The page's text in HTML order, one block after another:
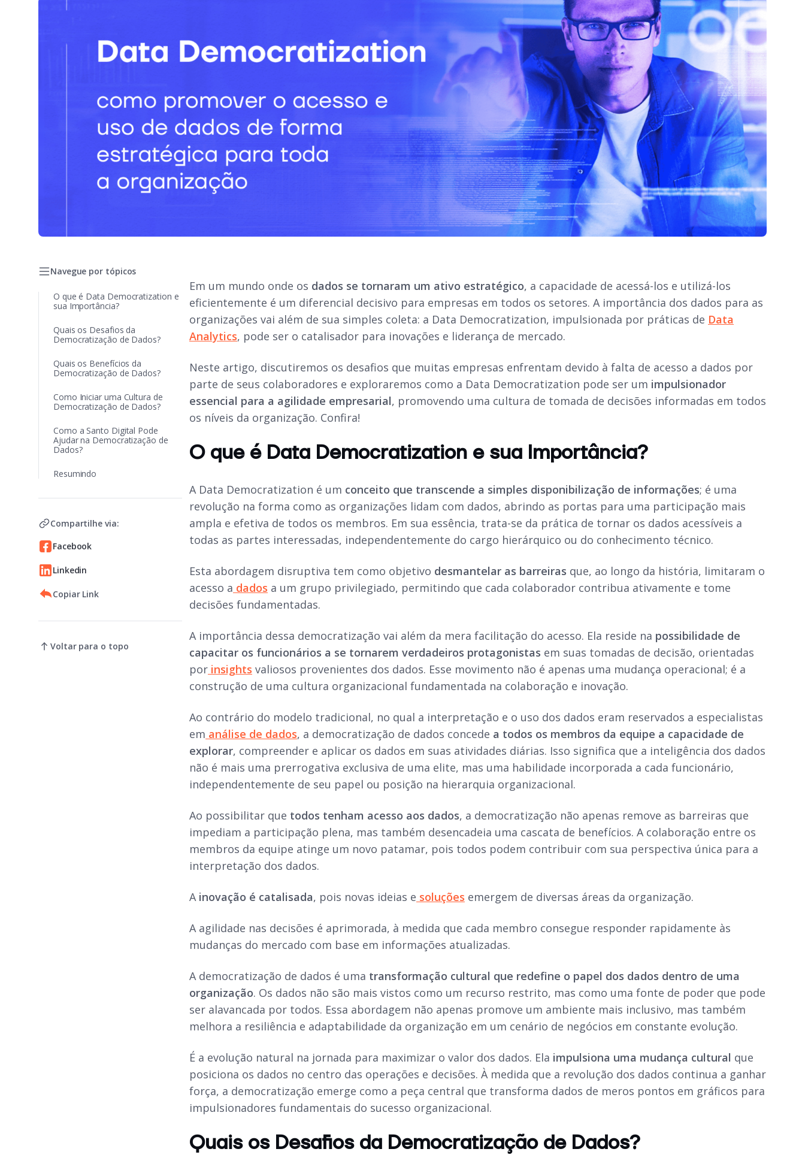
Navegue por tópicos
O que é Data Democratization e
sua Importância?
Quais os Desafios da
Democratização de Dados?
Quais os Benefícios da
Democratização de Dados?
Como Iniciar uma Cultura de
Democratização de Dados?
Como a Santo Digital Pode
Ajudar na Democratização de
Dados?
Resumindo
Compartilhe via:
Facebook
Linkedin
Copiar Link
Voltar para o topo
Em um mundo onde os dados se tornaram um ativo estratégico, a capacidade de acessá-los e utilizá-los
eficientemente é um diferencial decisivo para empresas em todos os setores. A importância dos dados para as
organizações vai além de sua simples coleta: a Data Democratization, impulsionada por práticas de Data
Analytics, pode ser o catalisador para inovações e liderança de mercado.
Neste artigo, discutiremos os desafios que muitas empresas enfrentam devido à falta de acesso a dados por
parte de seus colaboradores e exploraremos como a Data Democratization pode ser um impulsionador
essencial para a agilidade empresarial, promovendo uma cultura de tomada de decisões informadas em todos
os níveis da organização. Confira!
O que é Data Democratization e sua Importância?
A Data Democratization é um conceito que transcende a simples disponibilização de informações; é uma
revolução na forma como as organizações lidam com dados, abrindo as portas para uma participação mais
ampla e efetiva de todos os membros. Em sua essência, trata-se da prática de tornar os dados acessíveis a
todas as partes interessadas, independentemente do cargo hierárquico ou do conhecimento técnico.
Esta abordagem disruptiva tem como objetivo desmantelar as barreiras que, ao longo da história, limitaram o
acesso a dados a um grupo privilegiado, permitindo que cada colaborador contribua ativamente e tome
decisões fundamentadas.
A importância dessa democratização vai além da mera facilitação do acesso. Ela reside na possibilidade de
capacitar os funcionários a se tornarem verdadeiros protagonistas em suas tomadas de decisão, orientadas
por insights valiosos provenientes dos dados. Esse movimento não é apenas uma mudança operacional; é a
construção de uma cultura organizacional fundamentada na colaboração e inovação.
Ao contrário do modelo tradicional, no qual a interpretação e o uso dos dados eram reservados a especialistas
em análise de dados, a democratização de dados concede a todos os membros da equipe a capacidade de
explorar, compreender e aplicar os dados em suas atividades diárias. Isso significa que a inteligência dos dados
não é mais uma prerrogativa exclusiva de uma elite, mas uma habilidade incorporada a cada funcionário,
independentemente de seu papel ou posição na hierarquia organizacional.
Ao possibilitar que todos tenham acesso aos dados, a democratização não apenas remove as barreiras que
impediam a participação plena, mas também desencadeia uma cascata de benefícios. A colaboração entre os
membros da equipe atinge um novo patamar, pois todos podem contribuir com sua perspectiva única para a
interpretação dos dados.
Ainovação é catalisada, pois novas ideias e soluções emergem de diversas áreas da organização.
A agilidade nas decisões é aprimorada, à medida que cada membro consegue responder rapidamente às
mudanças do mercado com base em informações atualizadas.
A democratização de dados é uma transformação cultural que redefine o papel dos dados dentro de uma
organização. Os dados não são mais vistos como um recurso restrito, mas como uma fonte de poder que pode
ser alavancada por todos. Essa abordagem não apenas promove um ambiente mais inclusivo, mas também
melhora a resiliência e adaptabilidade da organização em um cenário de negócios em constante evolução.
É a evolução natural na jornada para maximizar o valor dos dados. Ela impulsiona uma mudança cultural que
posiciona os dados no centro das operações e decisões. À medida que a revolução dos dados continua a ganhar
força, a democratização emerge como a peça central que transforma dados de meros pontos em gráficos para
impulsionadores fundamentais do sucesso organizacional.
Quais os Desafios da Democratização de Dados?